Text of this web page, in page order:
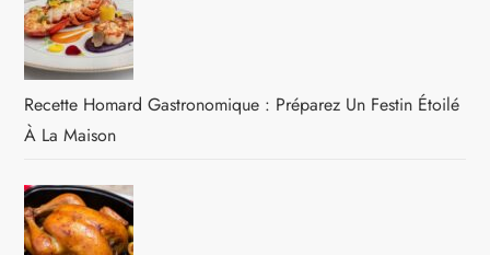
Recette Homard Gastronomique : Préparez Un Festin Étoilé
À La Maison